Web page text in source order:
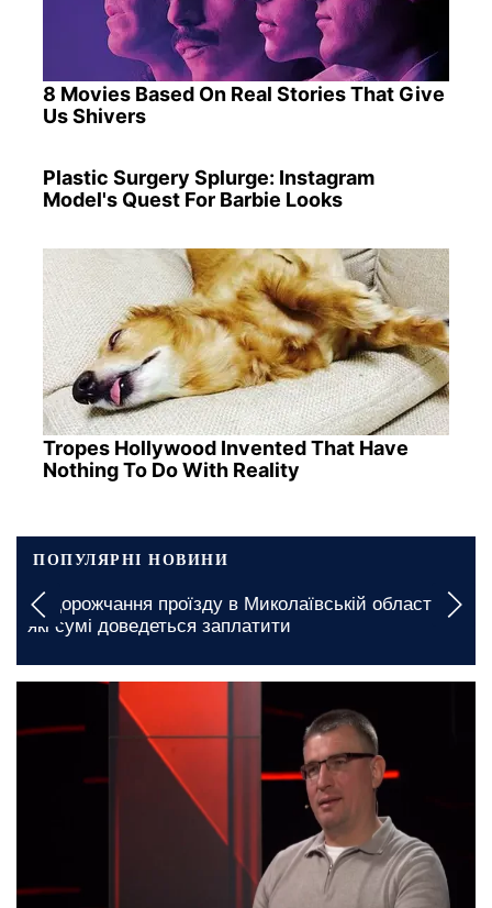
8 Movies Based On Real Stories That Give
Us Shivers
Plastic Surgery Splurge: Instagram
Model's Quest For Barbie Looks
Tropes Hollywood Invented That Have
Nothing To Do With Reality
ПОПУЛЯРНІ НОВИНИ
Подорожчання проїзду в Миколаївській області:
які сумі доведеться заплатити
27 лютого, 06:45